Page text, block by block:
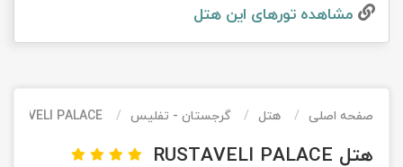
مشاهده تور‌های این هتل
صفحه اصلی هتل گرجستان - تفلیس PALACE
هتل RUSTAVELI PALACE
تور کویر کاراکال
تور کیش از ساری
اقساطی
تور کیش از بندرعباس
اقساطی
تور قزاقستان اقساطی